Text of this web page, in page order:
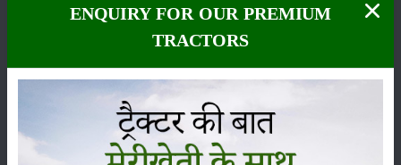
सम्पादकीय
ENQUIRY FOR OUR PREMIUM
TRACTORS